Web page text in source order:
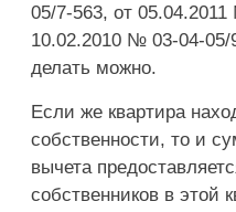
05/7-563, от
10.02.2010 № 03-04-05/
делать можно.
Если же квартира
собственности, то и
вычета
собственников в этой